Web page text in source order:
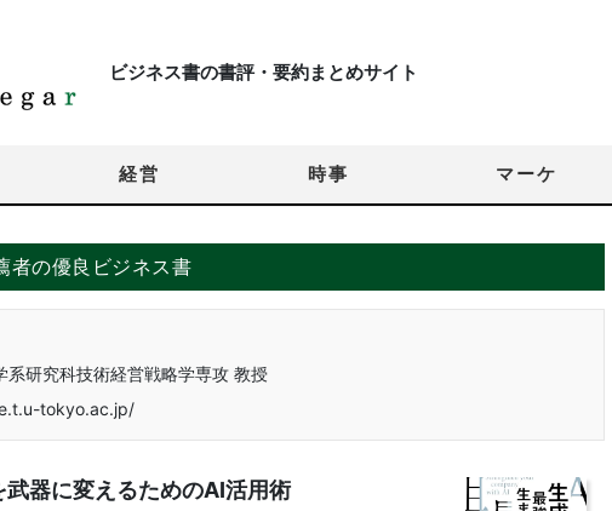
ビジネス書の書評・要約まとめサイト
経営 時事 マーケ
者の優良ビジネス書
系研究科技術経営戦略学専攻 教授
tokyo.ac.jp/
器に変えるためのAI活用術